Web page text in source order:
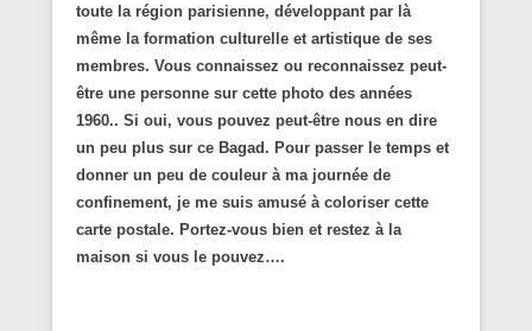
toute la région parisienne, développant par là
même la formation culturelle et artistique de ses
membres. Vous connaissez ou reconnaissez peut-
être une personne sur cette photo des années
1960.. Si oui, vous pouvez peut-être nous en dire
un peu plus sur ce Bagad. Pour passer le temps et
donner un peu de couleur à ma journée de
confinement, je me suis amusé à coloriser cette
carte postale. Portez-vous bien et restez à la
maison si vous le pouvez….